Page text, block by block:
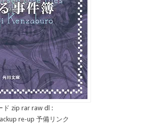
ド zip rar raw dl :
re-up 予備リンク